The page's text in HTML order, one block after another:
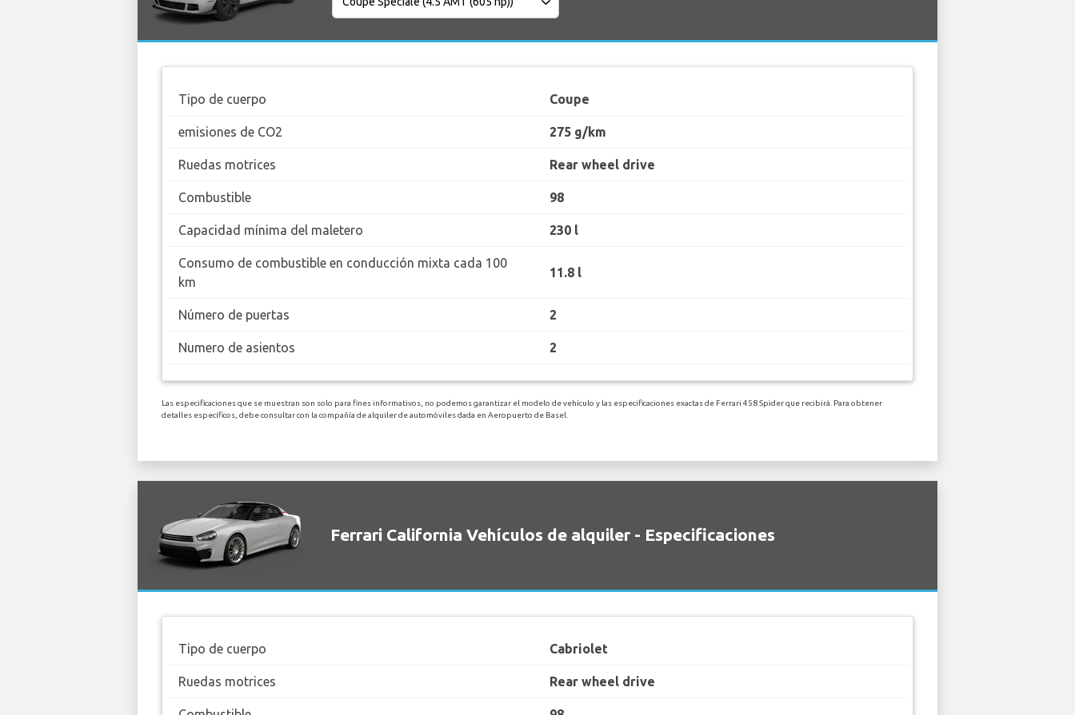
Tipo de cuerpo Coupe
emisiones de CO2 275 g/km
Ruedas motrices Rear wheel drive
Combustible 98
Capacidad mínima del maletero 230 l
Consumo de combustible en conducción mixta cada 100
km
11.8 l
Número de puertas 2
Numero de asientos 2
Las especificaciones que se muestran son solo para fines informativos, no podemos garantizar el modelo de vehículo y las especificaciones exactas de Ferrari 458 Spider que recibirá. Para obtener
detalles específicos, debe consultar con la compañía de alquiler de automóviles dada en Aeropuerto de Basel.
Ferrari California Vehículos de alquiler - Especificaciones
Tipo de cuerpo Cabriolet
Ruedas motrices Rear wheel drive